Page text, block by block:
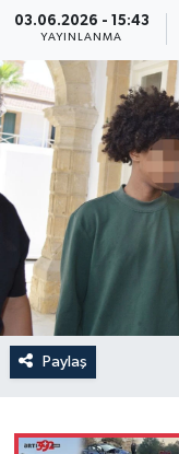
03.06.2026 - 15:43
YAYINLANMA
Paylaş